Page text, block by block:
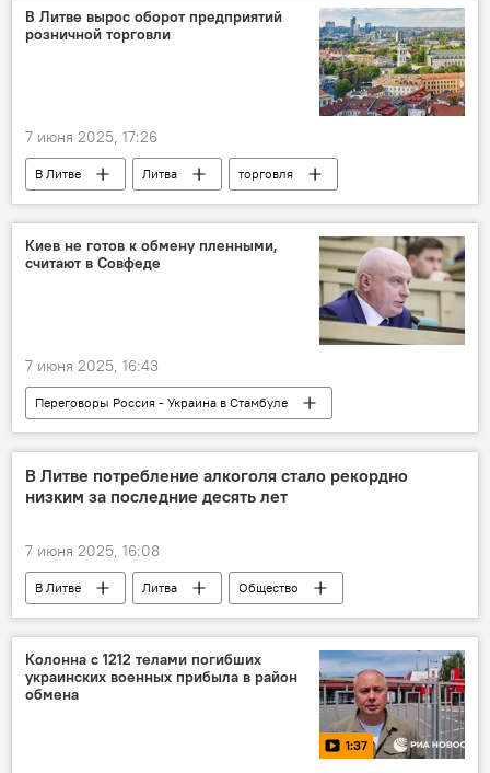
Спецоперация России по защите Донбасса
В Литве вырос оборот предприятий
розничной торговли
7 июня 2025, 17:26
В Литве Литва
торговля
Экономика
Киев не готов к обмену пленными,
считают в Совфеде
7 июня 2025, 16:43
Переговоры Россия - Украина в Стамбуле
Украина
Россия
Киев
Спецоперация России по защите Донбасса
В Литве потребление алкоголя стало рекордно
низким за последние десять лет
7 июня 2025, 16:08
В Литве Литва
Общество
Департамент статистики Литвы
статистика
Колонна с 1212 телами погибших
украинских военных прибыла в район
обмена
1:37